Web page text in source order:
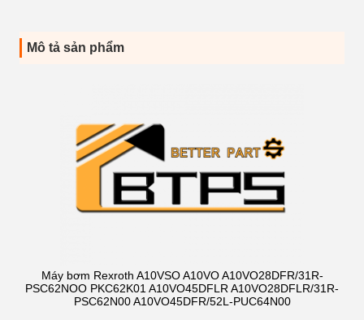
Mô tả sản phẩm
Máy bơm Rexroth A10VSO A10VO A10VO28DFR/31R-
PSC62NOO PKC62K01 A10VO45DFLR A10VO28DFLR/31R-
PSC62N00 A10VO45DFR/52L-PUC64N00